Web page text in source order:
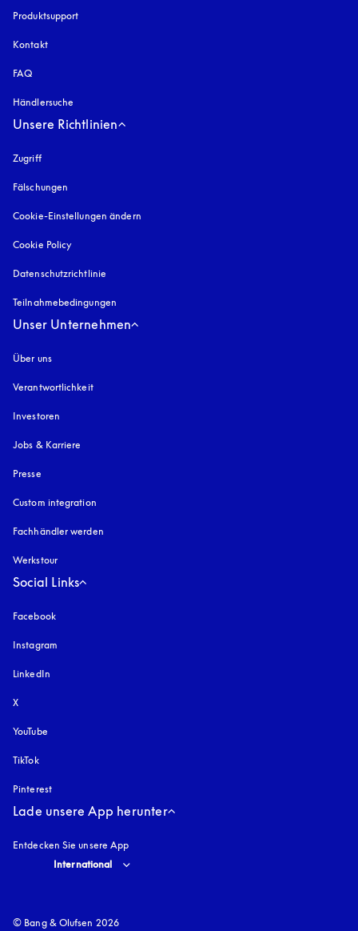
Produktsupport
Kontakt
FAQ
Händlersuche
Unsere Richtlinien
Zugrifföffnet sich in einem neuen Tab
Fälschungen
Cookie-Einstellungen ändern
Cookie Policy
Datenschutzrichtlinie
Teilnahmebedingungen
Unser Unternehmen
Über uns
Verantwortlichkeit
Investoren
Jobs & Karriere
Presse
Custom integration
Fachhändler werden
Werkstour
Social Links
Facebook
Instagram
LinkedIn
X
YouTube
TikTok
Pinterest
Lade unsere App herunter
Entdecken Sie unsere App
Select country and language
International
© Bang & Olufsen 2026